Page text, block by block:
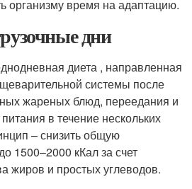
организму время на адаптацию.
дни
диета , направленная
системы после
жареных блюд, переедания и
в течение нескольких
– снизить общую
1500–2000 кКал за счет
жиров и простых углеводов.